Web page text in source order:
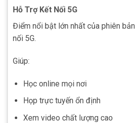
Hỗ Trợ Kết Nối 5G
Điểm nổi bật lớn nhất của phiên
nối 5G.
Giúp:
Học online mọi nơi
Họp trực tuyến ổn định
Xem video chất lượng cao